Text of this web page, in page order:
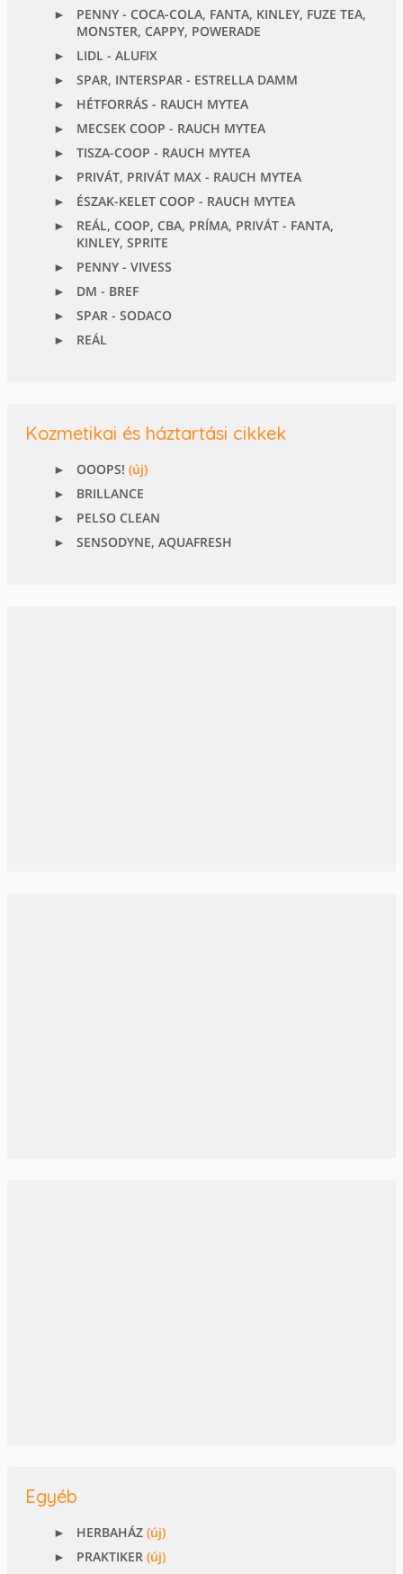
PENNY - COCA-COLA, FANTA, KINLEY, FUZE TEA,
MONSTER, CAPPY, POWERADE
LIDL - ALUFIX
SPAR, INTERSPAR - ESTRELLA DAMM
HÉTFORRÁS - RAUCH MYTEA
MECSEK COOP - RAUCH MYTEA
TISZA-COOP - RAUCH MYTEA
PRIVÁT, PRIVÁT MAX - RAUCH MYTEA
ÉSZAK-KELET COOP - RAUCH MYTEA
REÁL, COOP, CBA, PRÍMA, PRIVÁT - FANTA,
KINLEY, SPRITE
PENNY - VIVESS
DM - BREF
SPAR - SODACO
REÁL
Kozmetikai és háztartási cikkek
OOOPS!(új)
BRILLANCE
PELSO CLEAN
SENSODYNE, AQUAFRESH
Egyéb
HERBAHÁZ(új)
PRAKTIKER(új)